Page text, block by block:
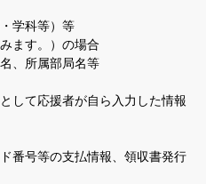
学科等）等
ます。）の場合
、所属部局名等
して応援者が自ら入力した情報
番号等の支払情報、領収書発行